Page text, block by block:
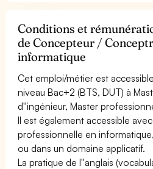
Conditions et
de Concepteur /
informatique
Cet emploi/métier est
niveau Bac+2 (BTS, DUT) à
d''ingénieur, Master
Il est également accessible
professionnelle en
ou dans un domaine applicatif.
La pratique de l''anglais